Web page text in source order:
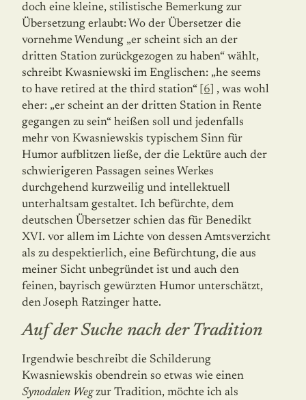
doch eine kleine, stilistische Bemerkung zur
Übersetzung erlaubt: Wo der Übersetzer die
vornehme Wendung „er scheint sich an der
dritten Station zurückgezogen zu haben“ wählt,
schreibt Kwasniewski im Englischen: „he seems
to have retired at the third station“
[6]
, was wohl
eher: „er scheint an der dritten Station in Rente
gegangen zu sein“ heißen soll und jedenfalls
mehr von Kwasniewskis typischem Sinn für
Humor aufblitzen ließe, der die Lektüre auch der
schwierigeren Passagen seines Werkes
durchgehend kurzweilig und intellektuell
unterhaltsam gestaltet. Ich befürchte, dem
deutschen Übersetzer schien das für Benedikt
XVI. vor allem im Lichte von dessen Amtsverzicht
als zu despektierlich, eine Befürchtung, die aus
meiner Sicht unbegründet ist und auch den
feinen, bayrisch gewürzten Humor unterschätzt,
den Joseph Ratzinger hatte.
Auf der Suche nach der Tradition
Irgendwie beschreibt die Schilderung
Kwasniewskis obendrein so etwas wie einen
Synodalen Wegzur Tradition, möchte ich als